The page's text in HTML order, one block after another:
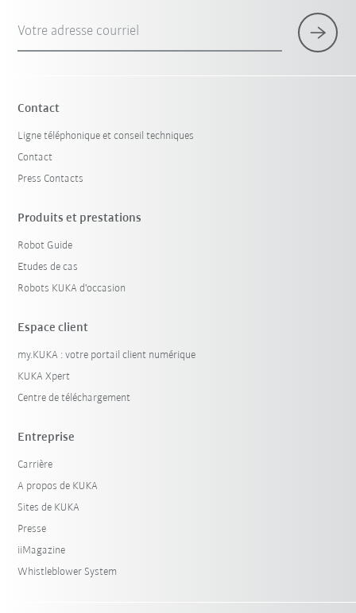
Votre adresse courriel
Contact
Ligne téléphonique et conseil techniques
Contact
Press Contacts
Produits et prestations
Robot Guide
Etudes de cas
Robots KUKA d'occasion
Espace client
my.KUKA : votre portail client numérique
KUKA Xpert
Centre de téléchargement
Entreprise
Carrière
A propos de KUKA
Sites de KUKA
Presse
iiMagazine
Whistleblower System